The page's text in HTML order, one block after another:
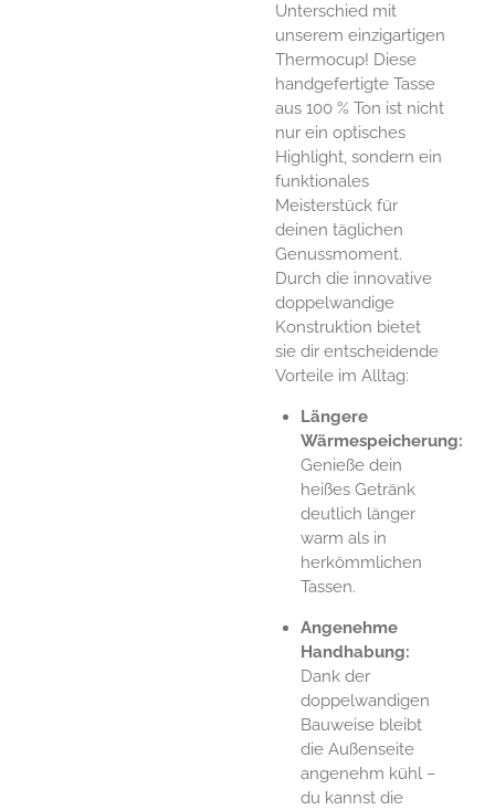
Unterschied mit
unserem einzigartigen
Thermocup! Diese
handgefertigte Tasse
aus 100 % Ton ist nicht
nur ein optisches
Highlight, sondern ein
funktionales
Meisterstück für
deinen täglichen
Genussmoment.
Durch die innovative
doppelwandige
Konstruktion bietet
sie dir entscheidende
Vorteile im Alltag:
Längere
Wärmespeicherung:
Genieße dein
heißes Getränk
deutlich länger
warm als in
herkömmlichen
Tassen.
Angenehme
Handhabung:
Dank der
doppelwandigen
Bauweise bleibt
die Außenseite
angenehm kühl –
du kannst die